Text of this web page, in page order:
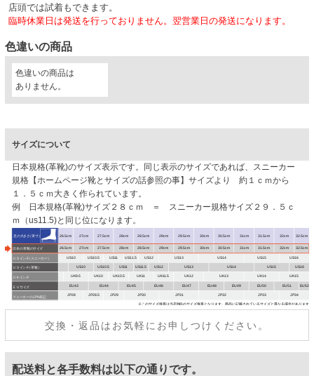
店頭では試着もできます。
臨時休業日は発送を行っておりません。翌営業日の発送になります。
色違いの商品
色違いの商品は
ありません。
サイズについて
交換・返品はお気軽にお申しつけください。
日本規格(革靴)のサイズ表示です。同じ表示のサイズであれば、スニーカー
規格【ホームページ靴とサイズの話参照の事】サイズより 約１ｃｍから
１．５ｃｍ大きく作られています。
例 日本規格(革靴)サイズ２８ｃｍ ＝ スニーカー規格サイズ２９．５ｃ
ｍ（us11.5)と同じ位になります。
配送料と各手数料は以下の通りです。